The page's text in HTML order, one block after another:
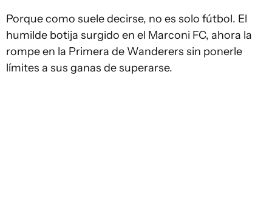
Porque como suele decirse, no es solo fútbol. El
humilde botija surgido en el Marconi FC, ahora la
rompe en la Primera de Wanderers sin ponerle
límites a sus ganas de superarse.